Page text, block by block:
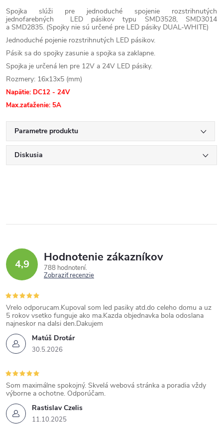
Spojka slúži pre jednoduché spojenie rozstrihnutých
jednofarebných LED pásikov typu SMD3528, SMD3014
a SMD2835. (Spojky nie sú určené pre LED pásiky DUAL-WHITE)
Jednoduché pojenie rozstrihnutých LED pásikov.
Pásik sa do spojky zasunie a spojka sa zaklapne.
Spojka je určená len pre 12V a 24V LED pásiky.
Rozmery: 16x13x5 (mm)
Napätie: DC12 - 24V
Max.zaťaženie: 5A
Parametre produktu
Diskusia
4,9 Hodnotenie zákazníkov
788 hodnotení
Zobraziť recenzie
Matúš Drotár
30.5.2026
Vrelo odporucam.Kupoval som led pasiky atd.do celeho domu a uz
5 rokov vsetko funguje ako ma.Kazda objednavka bola odoslana
najneskor na dalsi den.Dakujem
Rastislav Czelis
11.10.2025
Som maximálne spokojný. Skvelá webová stránka a poradia vždy
výborne a ochotne. Odporúčam.